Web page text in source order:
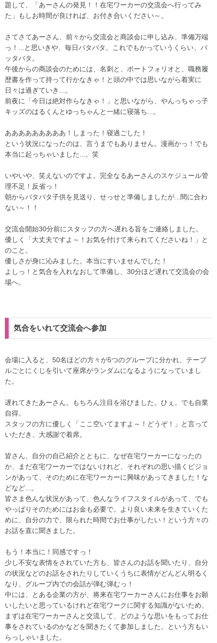
題して、「あーさんの発見！！在宅ワーカーの交流会へ行ってみ
た」もしお時間が良ければ、お付き合いください～。
さてさてあーさん、前々から交流会と商談会に申し込み、準備万端
っ！...と思いきや、毎日バタバタ。これでもかっていうくらい、バ
ッタバタ。
午後からの商談会のためには、名刺と、ポートフォリオと、職務履
歴書を作って持って行かなきゃ！と頭の中では思いながら着実に
日々は過ぎていき...。
前夜に「今日は絶対作らなきゃ！」と思いながら、やんっちゃっ子
キッズのはるくんとゆっちゃんと一緒に寝落ち...。
あああああああああ！しまった！寝過ごした！
という状況になったのは、言うまでもありません。漫画かっ！でも
本当に起っちゃいました...。笑
いやいや、笑えないのですよ。完全なるあーさんのスケジュール管
理不足！反省っ！
朝からバタバタ子供を見送り、せっせと準備しましたが...間に合わ
ない～！！
交流会開始30分前にスタッフの方へ遅れる旨をご連絡しました。
優しく「大丈夫ですよ～！お気を付けて来られてくださいね！」と
のこと。
優しさが身に沁みました。本当にすいませんでした！
よしっ！と気合を入れなおして準備し、30分ほど遅れて交流会の会
場へ。
気合をいれて交流会へ参加
会場に入ると、50名ほどの方々が5つのグループに分かれ、テーブ
ルごとにくじを引いて座席がランダムになるようになっていまし
た。
遅れてきたあーさん。もちろん注目を浴びました。ひぇ。でも自業
自得。
スタッフの方に優しく「ここ空いてますよ～！どうぞ！」と言って
いただき、大感謝で着席。
皆さん、自分の自己紹介とともに、なぜ在宅ワーカーになったの
か、まだ在宅ワーカーではないけれど、それぞれの思い描くビジョ
ンがあって、そのために在宅ワーカーに興味があってきました！な
どなど...。
皆さま色んな状況があって、色んなライフスタイルがあって、でも
やっぱりそのためにはお金も必要で。より良い未来を生きていくた
めに、自分の力で、限られた時間でお仕事がしたい！という方々の
お話を直に聞きました。
もう！本当に！同感ですっ！
少し不安な表情をされていた方も、皆さんのお話を聞いたり、自分
の状況などのお話をされたりしていくうちに表情がどんどん明るく
なり、グループ内での会話が弾む弾むっ！
中には、とある企業の方が、将来在宅ワーカーさんにお仕事をお願
いしたいと思っているけれど在宅ワークに関する知識がないため、
まずは在宅ワーカーさんと交流して、どのような思いをもってお仕
事をされているのかなどを聞きたくて参加しました。という方もい
らっしゃいました。